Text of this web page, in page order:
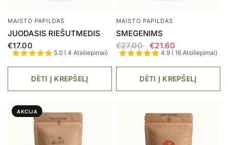
MAISTO PAPILDAS
JUODASIS RIEŠUTMEDIS
€17.00
5.0 ( 4 Atsiliepimai)
DĖTI Į KREPŠELĮ
MAISTO PAPILDAS
SMEGENIMS
€27.00
€21.60
4.9 ( 16 Atsiliepimai)
DĖTI Į KREPŠELĮ
AKCIJA